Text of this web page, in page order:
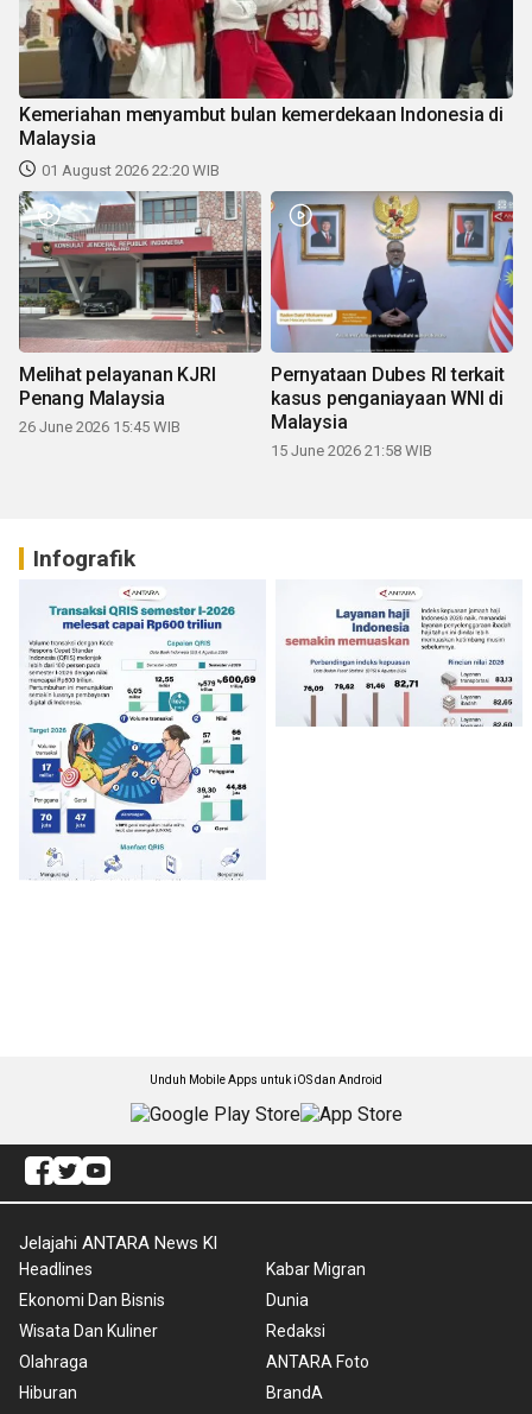
Kemeriahan menyambut bulan kemerdekaan Indonesia di
Malaysia
01 August 2026 22:20 WIB
Melihat pelayanan KJRI
Penang Malaysia
26 June 2026 15:45 WIB
Pernyataan Dubes RI terkait
kasus penganiayaan WNI di
Malaysia
15 June 2026 21:58 WIB
Infografik
Unduh Mobile Apps untuk iOS dan Android
Jelajahi ANTARA News Kl
Headlines
Ekonomi Dan Bisnis
Wisata Dan Kuliner
Olahraga
Hiburan
Kabar Migran
Dunia
Redaksi
ANTARA Foto
BrandA